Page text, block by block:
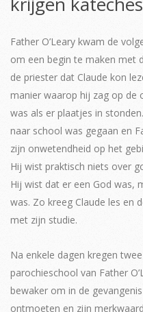
Father O’Leary kwam de
om een begin te maken met
de priester dat Claude kon
manier waarop hij zag op de
was als er plaatjes in
naar school was gegaan en
zijn onwetendheid op het
Hij wist praktisch niets over
Hij wist dat er een God was,
was. Zo kreeg Claude les en
met zijn studie.
Na enkele dagen kregen
parochieschool van Father
bewaker om in de
ontmoeten en zijn